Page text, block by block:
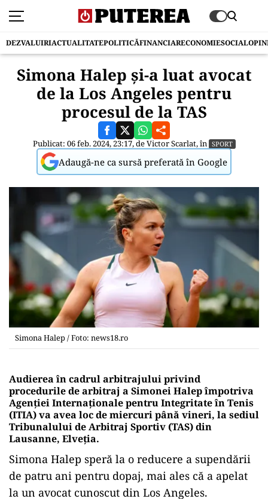
DEZVALUIRIACTUALITATEPOLITICĂFINANCIARECONOMIESOCIAL
Simona Halep și-a luat avocat
de la Los Angeles pentru
procesul de la TAS
Publicat: 06 feb. 2024, 23:17, deVictor Scarlat, în SPORT
Adaugă-ne ca sursă preferată în Google
Simona Halep / Foto: news18.ro
Audierea în cadrul arbitrajului privind
procedurile de arbitraj a Simonei Halep împotriva
Agenţiei Internaţionale pentru Integritate în Tenis
(ITIA) va avea loc de miercuri până vineri, la sediul
Tribunalului de Arbitraj Sportiv (TAS) din
Lausanne, Elveţia.
Simona Halep speră la o reducere a supendării
de patru ani pentru dopaj, mai ales că a apelat
la un avocat cunoscut din Los Angeles.